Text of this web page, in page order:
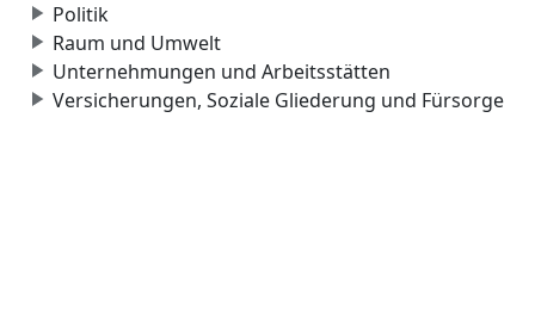
Politik
Raum und Umwelt
Unternehmungen und Arbeitsstätten
Versicherungen, Soziale Gliederung und Fürsorge